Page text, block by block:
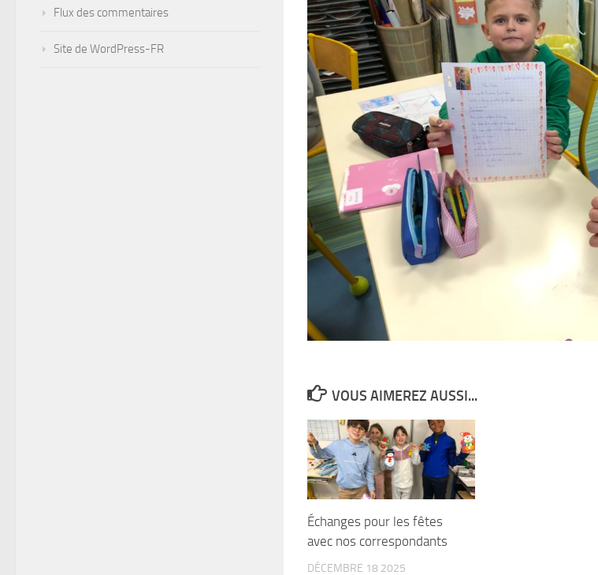
VOUS AIMEREZ AUSSI...
Échanges pour les fêtes
avec nos correspondants
DÉCEMBRE 18 2025
Flux des commentaires
Site de WordPress-FR